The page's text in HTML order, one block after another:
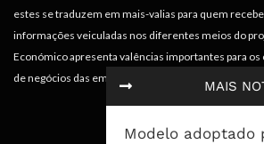
MAIS
Modelo adoptado
estes se traduzem em mais-valias para quem
informações veiculadas nos diferentes meios do
Económico apresenta valências importantes para
de negócios das empresas.